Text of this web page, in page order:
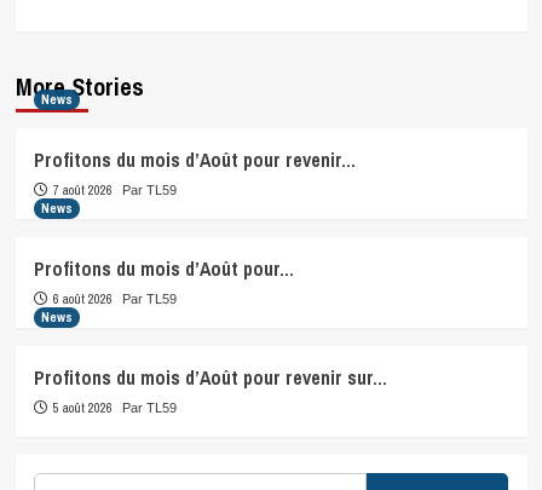
More Stories
News
Profitons du mois d’Août pour revenir…
7 août 2026 Par TL59
News
Profitons du mois d’Août pour…
6 août 2026 Par TL59
News
Profitons du mois d’Août pour revenir sur…
5 août 2026 Par TL59